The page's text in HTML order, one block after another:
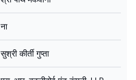
ना
सुश्री कीर्ती गुप्ता